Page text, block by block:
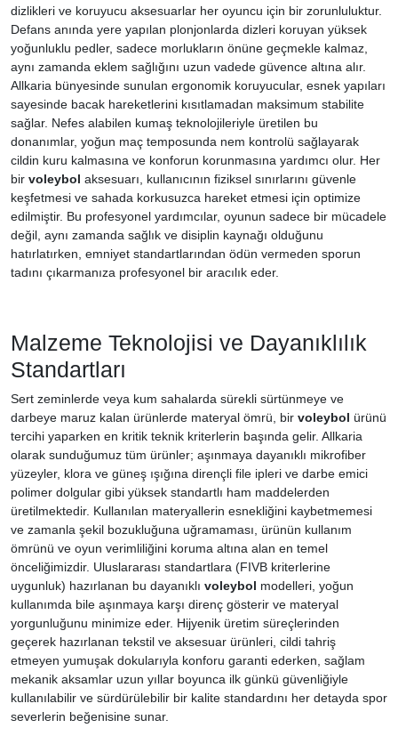
dizlikleri ve koruyucu aksesuarlar her oyuncu için bir zorunluluktur.
Defans anında yere yapılan plonjonlarda dizleri koruyan yüksek
yoğunluklu pedler, sadece morlukların önüne geçmekle kalmaz,
aynı zamanda eklem sağlığını uzun vadede güvence altına alır.
Allkaria bünyesinde sunulan ergonomik koruyucular, esnek yapıları
sayesinde bacak hareketlerini kısıtlamadan maksimum stabilite
sağlar. Nefes alabilen kumaş teknolojileriyle üretilen bu
donanımlar, yoğun maç temposunda nem kontrolü sağlayarak
cildin kuru kalmasına ve konforun korunmasına yardımcı olur. Her
bir voleybol aksesuarı, kullanıcının fiziksel sınırlarını güvenle
keşfetmesi ve sahada korkusuzca hareket etmesi için optimize
edilmiştir. Bu profesyonel yardımcılar, oyunun sadece bir mücadele
değil, aynı zamanda sağlık ve disiplin kaynağı olduğunu
hatırlatırken, emniyet standartlarından ödün vermeden sporun
tadını çıkarmanıza profesyonel bir aracılık eder.
Malzeme Teknolojisi ve Dayanıklılık
Standartları
Sert zeminlerde veya kum sahalarda sürekli sürtünmeye ve
darbeye maruz kalan ürünlerde materyal ömrü, bir voleybol ürünü
tercihi yaparken en kritik teknik kriterlerin başında gelir. Allkaria
olarak sunduğumuz tüm ürünler; aşınmaya dayanıklı mikrofiber
yüzeyler, klora ve güneş ışığına dirençli file ipleri ve darbe emici
polimer dolgular gibi yüksek standartlı ham maddelerden
üretilmektedir. Kullanılan materyallerin esnekliğini kaybetmemesi
ve zamanla şekil bozukluğuna uğramaması, ürünün kullanım
ömrünü ve oyun verimliliğini koruma altına alan en temel
önceliğimizdir. Uluslararası standartlara (FIVB kriterlerine
uygunluk) hazırlanan bu dayanıklı voleybol modelleri, yoğun
kullanımda bile aşınmaya karşı direnç gösterir ve materyal
yorgunluğunu minimize eder. Hijyenik üretim süreçlerinden
geçerek hazırlanan tekstil ve aksesuar ürünleri, cildi tahriş
etmeyen yumuşak dokularıyla konforu garanti ederken, sağlam
mekanik aksamlar uzun yıllar boyunca ilk günkü güvenliğiyle
kullanılabilir ve sürdürülebilir bir kalite standardını her detayda spor
severlerin beğenisine sunar.